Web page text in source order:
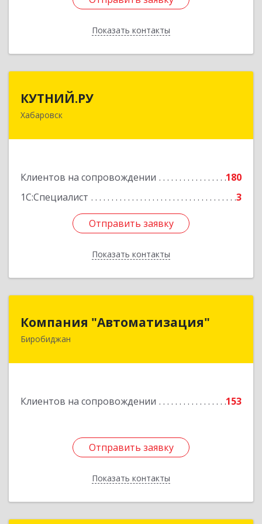
Показать контакты
Назад
КУТНИЙ.РУ
Хабаровск
Клиентов на сопровождении
180
1С:Специалист
3
Отправить заявку
Показать контакты
680007, Хабаровский край, Хабаровск г,
Отправить заявку
Назад
Компания "Автоматизация"
Биробиджан
Клиентов на сопровождении 153
Отправить заявку
Показать контакты
679016, Еврейская Аобл, Биробиджан г,
Отправить заявку
Назад